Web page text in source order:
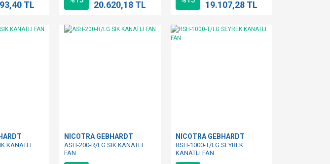
TL 20.620,18 TL 19.107,28 TL
KANATLI
NICOTRA GEBHARDT
ASH-200-R/LG SIK KANATLI
FAN
NICOTRA GEBHARDT
RSH-1000-T/LG SEYREK
KANATLI FAN